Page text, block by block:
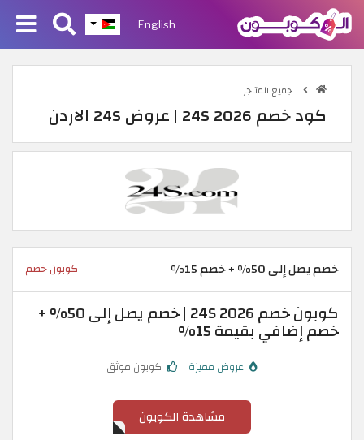
English
جميع المتاجر
كود خصم 24S 2026 | عروض 24S الاردن
خصم يصل إلى 50% + خصم 15% كوبون خصم
كوبون خصم 24S 2026 | خصم يصل إلى 50% +
خصم إضافي بقيمة 15%
عروض مميزة كوبون موثق
مشاهدة الكوبون